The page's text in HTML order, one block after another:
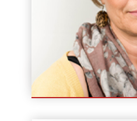
Ewa Szypuła
Instruktor / Wykładowca